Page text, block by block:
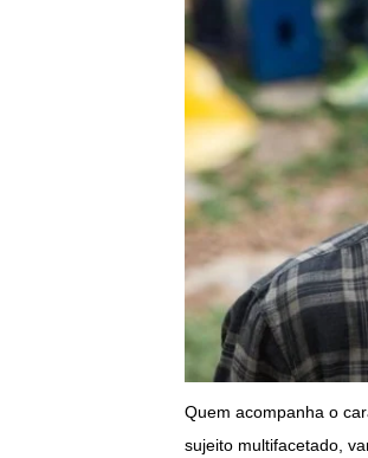
Quem acompanha o
sujeito multifacetado,